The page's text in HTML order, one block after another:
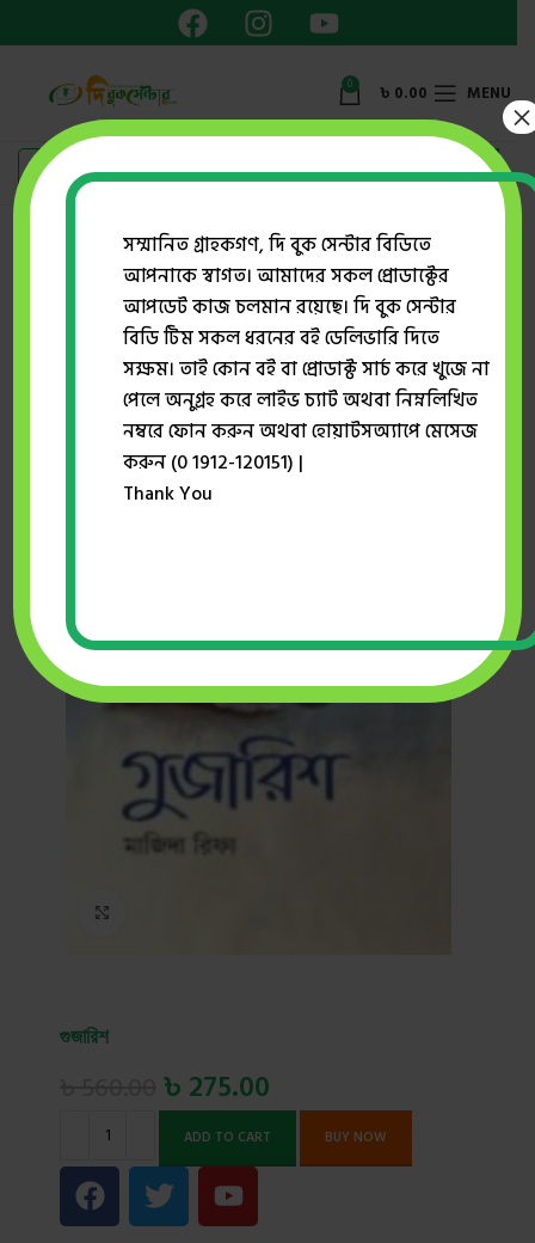
0 ৳ 0.00 MENU
ইসলামী সাহিত্য গুজারিশ
গুজারিশ
৳ 275.00
ADD TO CART BUY NOW
সম্মানিত গ্রাহকগণ, দি বুক সেন্টার বিডিতে
আপনাকে স্বাগত। আমাদের সকল প্রোডাক্টের
আপডেট কাজ চলমান রয়েছে। দি বুক সেন্টার
বিডি টিম সকল ধরনের বই ডেলিভারি দিতে
সক্ষম। তাই কোন বই বা প্রোডাক্ট সার্চ করে খুজে না
পেলে অনুগ্রহ করে লাইভ চ্যাট অথবা নিম্নলিখিত
নম্বরে ফোন করুন অথবা হোয়াটসঅ্যাপে মেসেজ
করুন (0 1912-120151) |
Thank You
×